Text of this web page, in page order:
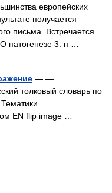
европейских
получается
письма. Встречается
патогенезе 3. п …
— —
толковый словарь по
EN flip image …